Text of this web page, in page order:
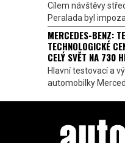
Cílem návštěvy
Peralada byl
MERCEDES-BENZ:
TECHNOLOGICKÉ
CELÝ SVĚT NA 730
Hlavní testovací a
automobilky